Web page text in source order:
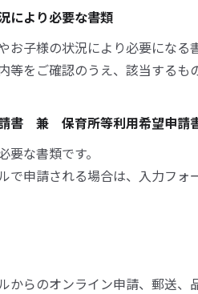
により必要な書類
お子様の状況により必要になる
等をご確認のうえ、該当するも
書 兼 保育所等利用希望申請
要な書類です。
で申請される場合は、入力フォ
からのオンライン申請、郵送